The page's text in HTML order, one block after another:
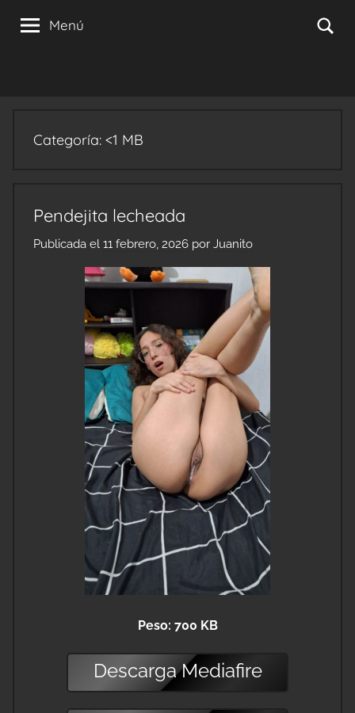
Menú
Categoría: <1 MB
Pendejita lecheada
Publicada el 11 febrero, 2026 por Juanito
Peso: 700 KB
DescargaMediafire